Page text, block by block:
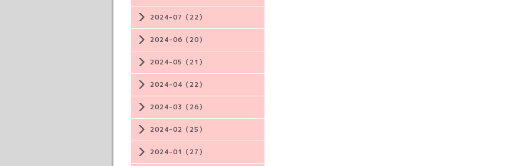
2024-07（22）
2024-06（20）
2024-05（21）
2024-04（22）
2024-03（26）
2024-02（25）
2024-01（27）